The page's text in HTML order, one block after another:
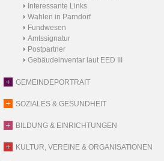
Interessante Links
Wahlen in Parndorf
Fundwesen
Amtssignatur
Postpartner
Gebäudeinventar laut EED III
GEMEINDEPORTRAIT
SOZIALES & GESUNDHEIT
BILDUNG & EINRICHTUNGEN
KULTUR, VEREINE & ORGANISATIONEN